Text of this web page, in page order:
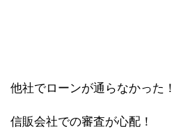
他社でローンが通らなかった！
信販会社での審査が心配！